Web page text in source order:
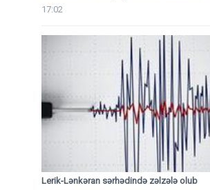
17:02
Lerik-Lənkəran sərhədində zəlzələ olub